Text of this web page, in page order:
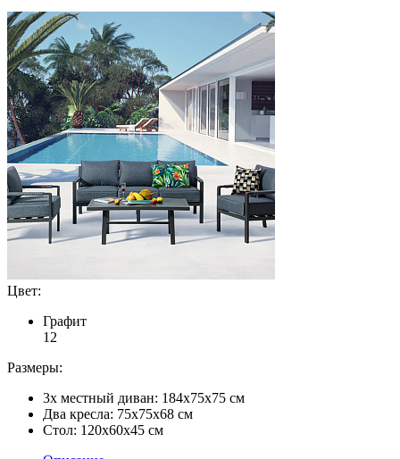
Цвет:
Графит
1 2
Размеры:
3х местный диван: 184x75x75 см
Два кресла: 75x75x68 см
Стол: 120x60x45 см